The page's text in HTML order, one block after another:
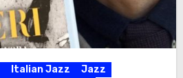
Italian Jazz
Jazz